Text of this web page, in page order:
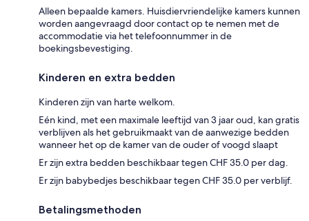
Alleen bepaalde kamers. Huisdiervriendelijke kamers kunnen
worden aangevraagd door contact op te nemen met de
accommodatie via het telefoonnummer in de
boekingsbevestiging.
Kinderen en extra bedden
Kinderen zijn van harte welkom.
Eén kind, met een maximale leeftijd van 3 jaar oud, kan gratis
verblijven als het gebruikmaakt van de aanwezige bedden
wanneer het op de kamer van de ouder of voogd slaapt
Er zijn extra bedden beschikbaar tegen CHF 35.0 per dag.
Er zijn babybedjes beschikbaar tegen CHF 35.0 per verblijf.
Betalingsmethoden